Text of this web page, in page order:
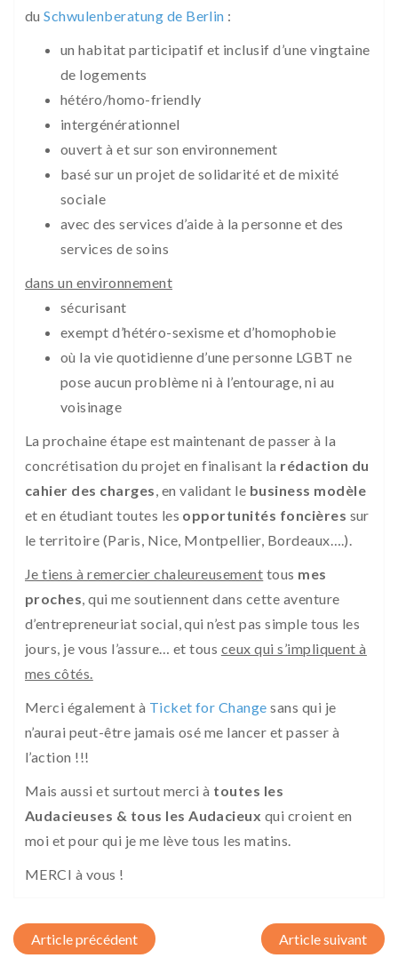
duSchwulenberatung de Berlin :
un habitat participatif et inclusif d’une vingtaine
de logements
hétéro/homo-friendly
intergénérationnel
ouvert à et sur son environnement
basé sur un projet de solidarité et de mixité
sociale
avec des services d’aide à la personne et des
services de soins
dans un environnement
sécurisant
exempt d’hétéro-sexisme et d’homophobie
où la vie quotidienne d’une personne LGBT ne
pose aucun problème ni à l’entourage, ni au
voisinage
La prochaine étape est maintenant de passer à la
concrétisation du projet en finalisant la rédaction du
cahier des charges , en validant le business modèle
et en étudiant toutes les opportunités foncières sur
le territoire (Paris, Nice, Montpellier, Bordeaux….).
Je tiens à remercier chaleureusement tous mes
proches , qui me soutiennent dans cette aventure
d’entrepreneuriat social, qui n’est pas simple tous les
jours, je vous l’assure… et tous ceux qui s’impliquent à
mes côtés.
Merci également à Ticket for Change sans qui je
n’aurai peut-être jamais osé me lancer et passer à
l’action !!!
Mais aussi et surtout merci à toutes les
Audacieuses & tous les Audacieux qui croient en
moi et pour qui je me lève tous les matins.
MERCI à vous !
Post navigation